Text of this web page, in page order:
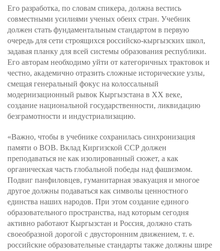
Его разработка, по словам спикера, должна вестись
совместными усилиями ученых обеих стран. Учебник
должен стать фундаментальным стандартом в первую
очередь для сети строящихся российско-кыргызских школ,
задавая планку для всей системы образования республики.
Его авторам необходимо уйти от категоричных трактовок и
честно, академично отразить сложные исторические узлы,
смещая генеральный фокус на колоссальный
модернизационный рывок Кыргызстана в XX веке,
создание национальной государственности, ликвидацию
безграмотности и индустриализацию.
«Важно, чтобы в учебнике сохранилась синхронизация
памяти о ВОВ. Вклад Киргизской ССР должен
преподаваться не как изолированный сюжет, а как
органическая часть глобальной победы над фашизмом.
Подвиг панфиловцев, гуманитарная эвакуация и многое
другое должны подаваться как символы ценностного
единства наших народов. При этом создание единого
образовательного пространства, над которым сегодня
активно работают Кыргызстан и Россия, должно стать
своеобразной дорогой с двусторонним движением, т. е.
российские образовательные стандарты также должны шире